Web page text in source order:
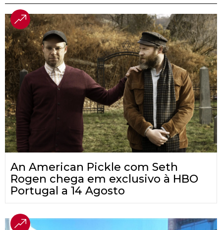
An American Pickle com Seth
Rogen chega em exclusivo à HBO
Portugal a 14 Agosto